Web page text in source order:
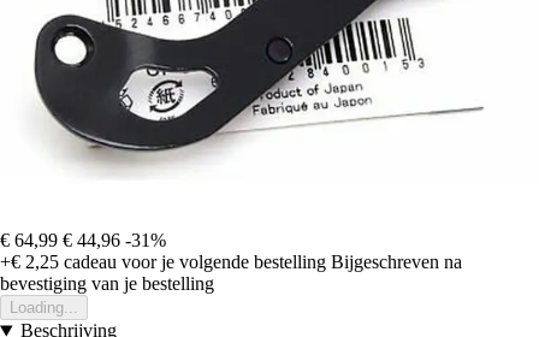
€ 64,99 € 44,96 -31%
+€ 2,25 cadeau voor je volgende bestelling Bijgeschreven na
bevestiging van je bestelling
Loading...
Beschrijving